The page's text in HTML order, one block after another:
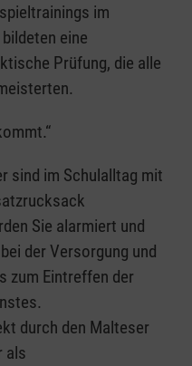
im
eine
Prüfung, die alle
sind im Schulalltag mit
Sie alarmiert und
der Versorgung und
zum Eintreffen der
durch den Malteser
als